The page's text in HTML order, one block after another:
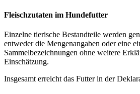
Fleischzutaten im Hundefutter
Einzelne tierische Bestandteile werden
entweder die Mengenangaben oder eine
Sammelbezeichnungen ohne weitere
Einschätzung.
Insgesamt erreicht das Futter in der